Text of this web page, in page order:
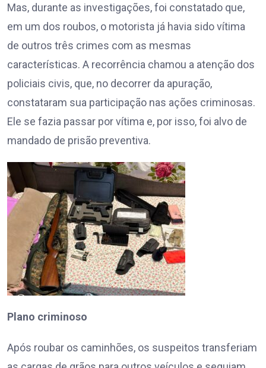
Mas, durante as investigações, foi constatado que,
em um dos roubos, o motorista já havia sido vítima
de outros três crimes com as mesmas
características. A recorrência chamou a atenção dos
policiais civis, que, no decorrer da apuração,
constataram sua participação nas ações criminosas.
Ele se fazia passar por vítima e, por isso, foi alvo de
mandado de prisão preventiva.
Plano criminoso
Após roubar os caminhões, os suspeitos transferiam